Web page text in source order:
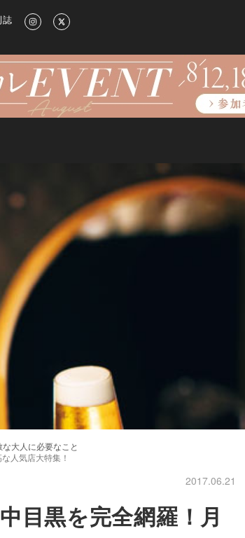
イフスタイル情報
大人に必要なこと
人気店大特集！
2017.06.21
目黒を完全網羅！月